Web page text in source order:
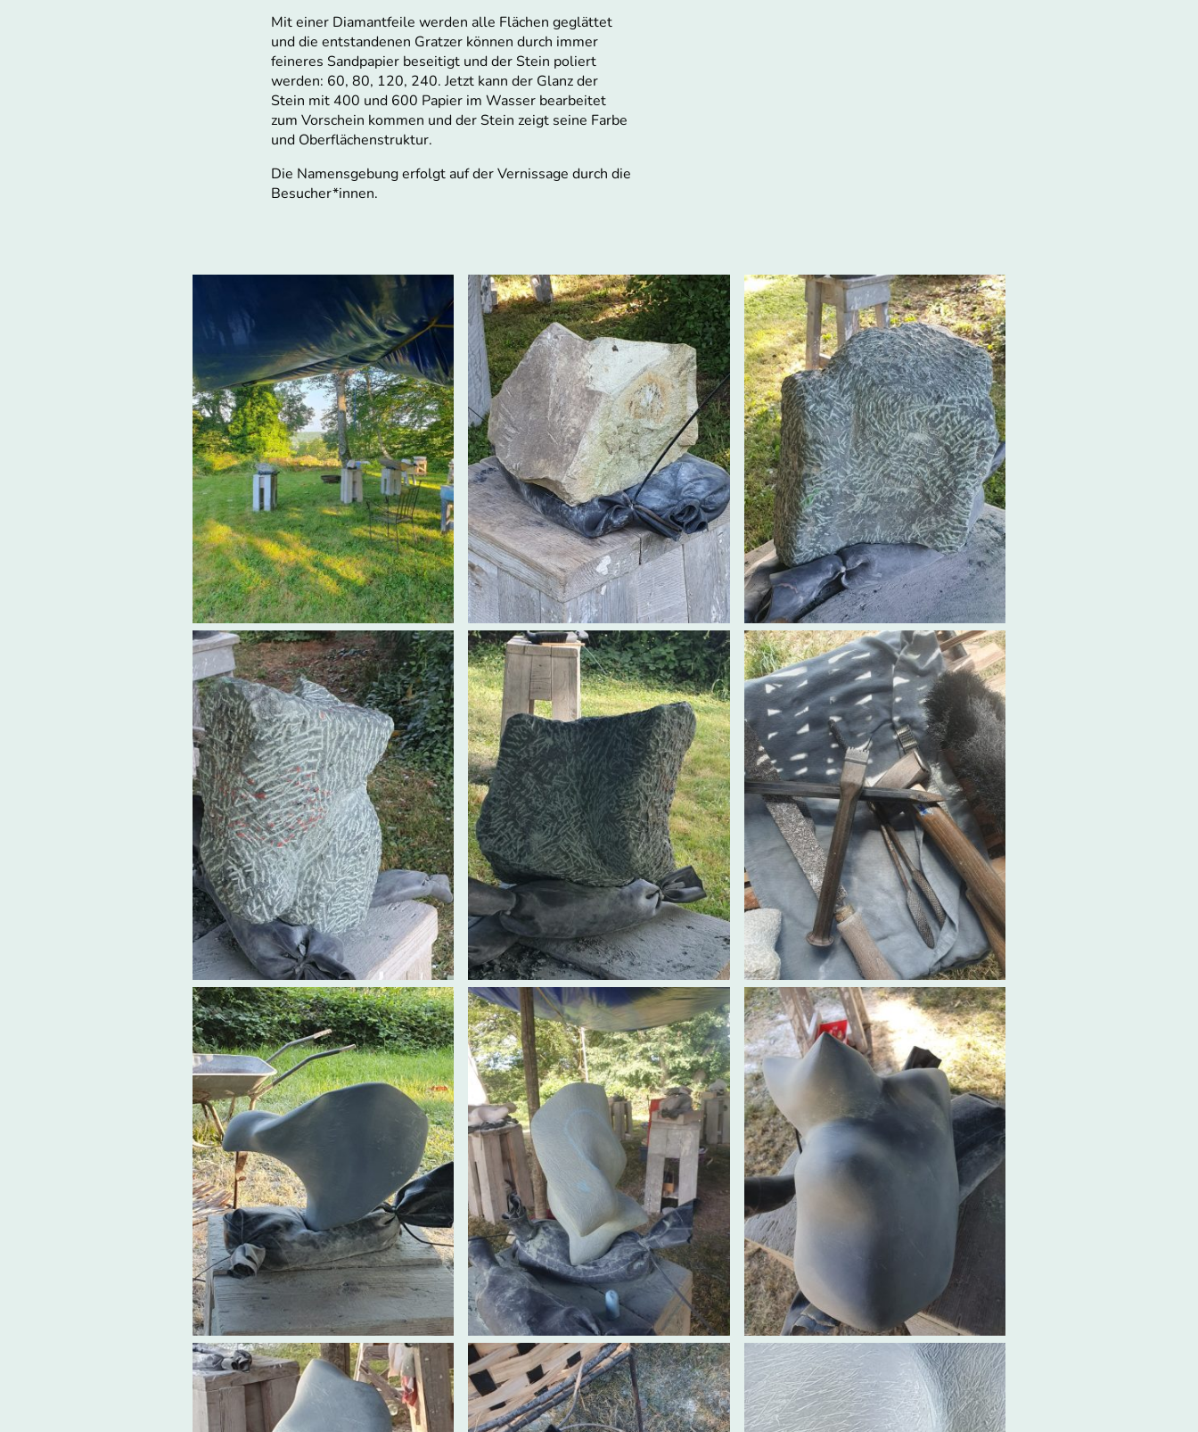
Mit einer Diamantfeile werden alle Flächen geglättet
und die entstandenen Gratzer können durch immer
feineres Sandpapier beseitigt und der Stein poliert
werden: 60, 80, 120, 240. Jetzt kann der Glanz der
Stein mit 400 und 600 Papier im Wasser bearbeitet
zum Vorschein kommen und der Stein zeigt seine Farbe
und Oberflächenstruktur.
Die Namensgebung erfolgt auf der Vernissage durch die
Besucher*innen.